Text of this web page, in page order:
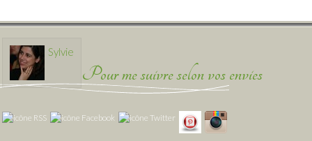
Sylvie
Pour me suivre selon vos envies